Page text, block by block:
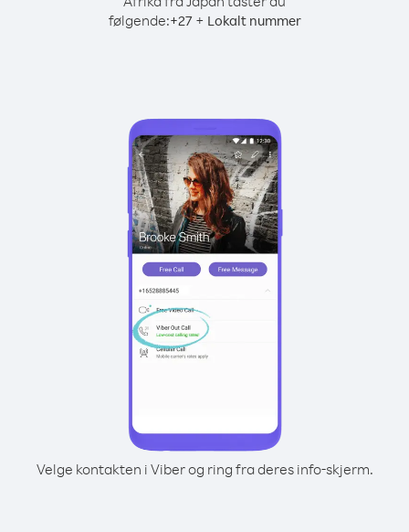
følgende:+27+ Lokalt nummer
Velge kontakten i Viber og ring fra deres info-skjerm.